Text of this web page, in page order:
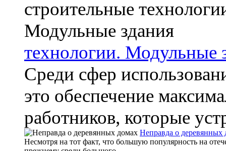
технологии. Модульные
Среди сфер
это обеспечение
работников, которые
Неправда о деревянных
Несмотря на тот факт, что большую популярность на